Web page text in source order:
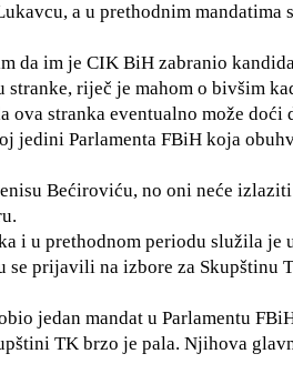
a u prethodnim mandatima
da im je CIK BiH zabranio
riječ je mahom o bivšim
ova stranka eventualno može doći
jedini Parlamenta FBiH koja
Bećiroviću, no oni neće
i u prethodnom periodu služila je
se prijavili na izbore za Skupštinu
jedan mandat u Parlamentu
TK brzo je pala. Njihova